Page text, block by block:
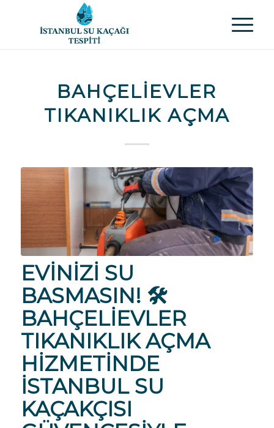
BAHÇELIEVLER
TIKANIKLIK AÇMA
EVINIZI SU
BASMASIN! 🛠️
BAHÇELIEVLER
TIKANIKLIK AÇMA
HIZMETINDE
İSTANBUL SU
KAÇAKÇISI